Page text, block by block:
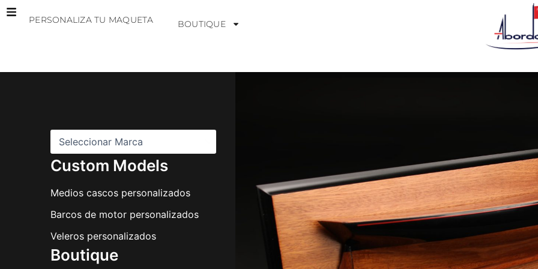
PERSONALIZA TU MAQUETA BOUTIQUE
Custom Models
Medios cascos personalizados
Barcos de motor personalizados
Veleros personalizados
Boutique